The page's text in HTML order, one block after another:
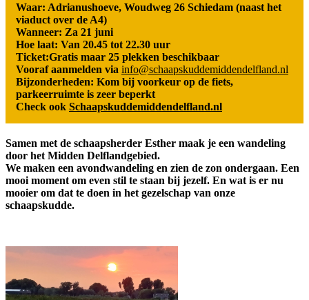
Waar: Adrianushoeve, Woudweg 26 Schiedam (naast het
viaduct over de A4)
Wanneer: Za 21 juni
Hoe laat: Van 20.45 tot 22.30 uur
Ticket:Gratis maar 25 plekken beschikbaar
Vooraf aanmelden via info@schaapskuddemiddendelfland.nl
Bijzonderheden: Kom bij voorkeur op de fiets,
parkeerruimte is zeer beperkt
Check ook Schaapskuddemiddendelfland.nl
Samen met de schaapsherder Esther maak je een wandeling
door het Midden Delflandgebied.
We maken een avondwandeling en zien de zon ondergaan. Een
mooi moment om even stil te staan bij jezelf. En wat is er nu
mooier om dat te doen in het gezelschap van onze
schaapskudde.